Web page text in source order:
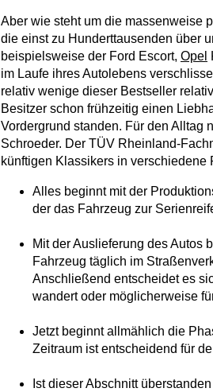
Aber wie steht um die massenweise
die einst zu Hunderttausenden über
beispielsweise der Ford Escort, Opel
im Laufe ihres Autolebens
relativ wenige dieser Bestseller
Besitzer schon frühzeitig einen
Vordergrund standen. Für den Alltag
Schroeder. Der TÜV Rheinland-
künftigen Klassikers in verschiedene
Alles beginnt mit der
der das Fahrzeug zur
Mit der Auslieferung des Autos
Fahrzeug täglich im
Anschließend entscheidet es
wandert oder möglicherweise
Jetzt beginnt allmählich die
Zeitraum ist entscheidend für
Ist dieser Abschnitt